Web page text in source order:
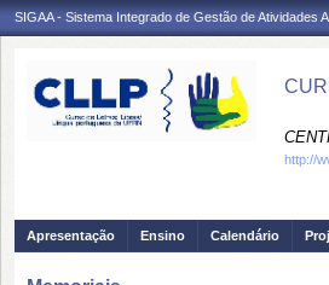
SIGAA - Sistema Integrado de Gestão de Atividades
http://
Apresentação Ensino Calendário